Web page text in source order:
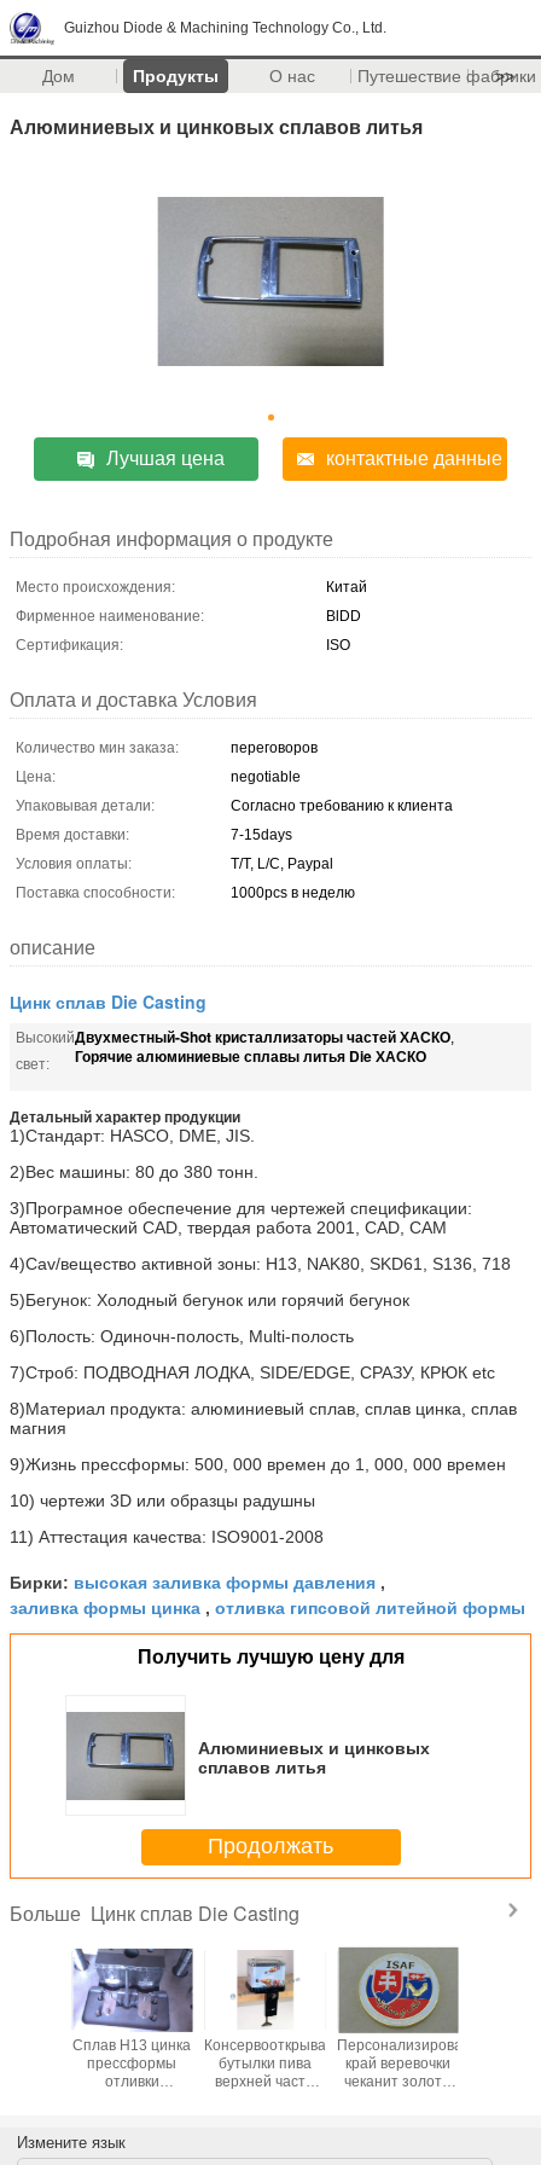
Guizhou Diode & Machining Technology Co., Ltd.
Дом Продукты О нас Путешествие фабрики
>>
Алюминиевых и цинковых сплавов литья
Лучшая цена контактные данные
Подробная информация о продукте
Место происхождения:
Китай
Фирменное наименование:
BlDD
Сертификация:
ISO
Оплата и доставка Условия
Количество мин заказа:
переговоров
Цена:
negotiable
Упаковывая детали:
Согласно требованию к клиента
Время доставки:
7-15days
Условия оплаты:
T/T, L/C, Paypal
Поставка способности:
1000pcs в неделю
описание
Цинк сплав Die Casting
Высокий
свет:
Двухместный-Shot кристаллизаторы частей ХАСКО,
Горячие алюминиевые сплавы литья Die ХАСКО
Детальный характер продукции
1)Стандарт: HASCO, DME, JIS.
2)Вес машины: 80 до 380 тонн.
3)Програмное обеспечение для чертежей спецификации:
Автоматический CAD, твердая работа 2001, CAD, CAM
4)Cav/вещество активной зоны: H13, NAK80, SKD61, S136, 718
5)Бегунок: Холодный бегунок или горячий бегунок
6)Полость: Одиночн-полость, Multi-полость
7)Строб: ПОДВОДНАЯ ЛОДКА, SIDE/EDGE, СРАЗУ, КРЮК etc
8)Материал продукта: алюминиевый сплав, сплав цинка, сплав
магния
9)Жизнь прессформы: 500, 000 времен до 1, 000, 000 времен
10) чертежи 3D или образцы радушны
11) Аттестация качества: ISO9001-2008
Бирки: высокая заливка формы давления ,
заливка формы цинка , отливка гипсовой литейной формы
Получить лучшую цену для
Алюминиевых и цинковых
сплавов литья
Продолжать
Больше Цинк сплав Die Casting
Сплав H13 цинка
прессформы
отливки
крома Matt/8407
Консервооткрыватели
бутылки пива
верхней части
части
Персонализированный
край веревочки
чеканит золото
Измените язык